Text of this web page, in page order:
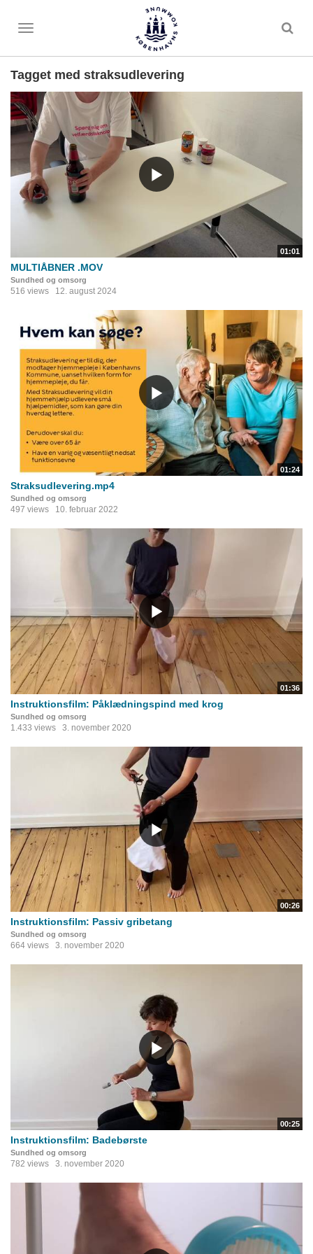
Toggle
Tagget med straksudlevering
01:01
MULTIÅBNER .MOV
Sundhed og omsorg
516 views 12. august 2024
01:24
Straksudlevering.mp4
Sundhed og omsorg
497 views 10. februar 2022
01:36
Instruktionsfilm: Påklædningspind med krog
Sundhed og omsorg
1.433 views 3. november 2020
00:26
Instruktionsfilm: Passiv gribetang
Sundhed og omsorg
664 views 3. november 2020
00:25
Instruktionsfilm: Badebørste
Sundhed og omsorg
782 views 3. november 2020